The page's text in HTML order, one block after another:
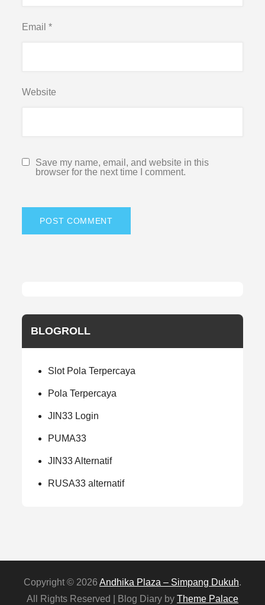
Email*
Website
Save my name, email, and website in this
browser for the next time I comment.
BLOGROLL
Slot Pola Terpercaya
Pola Terpercaya
JIN33 Login
PUMA33
JIN33 Alternatif
RUSA33 alternatif
Copyright © 2026 Andhika Plaza – Simpang Dukuh.
All Rights Reserved | Blog Diary by Theme Palace